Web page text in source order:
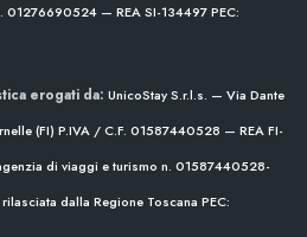
01276690524 — REA SI-134497PEC:
erogati da: UnicoStay S.r.l.s. — Via Dante
(FI) P.IVA / C.F. 01587440528 — REA FI-
di viaggi e turismo n. 01587440528-
rilasciata dalla Regione Toscana PEC: